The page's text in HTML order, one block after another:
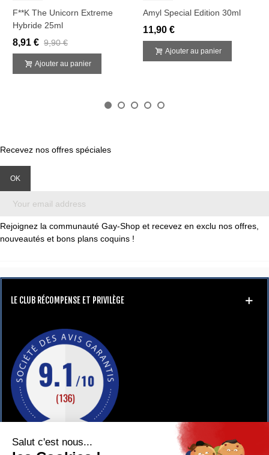
F**k The Unicorn Extreme
Hybride 25ml
8,91 € 9,90 €
Ajouter au panier
Amyl Special Edition 30ml
11,90 €
Ajouter au panier
Recevez nos offres spéciales
Rejoignez la communauté Gay-Shop et recevez en exclu nos offres,
nouveautés et bons plans coquins !
LE CLUB RÉCOMPENSE ET PRIVILÈGE